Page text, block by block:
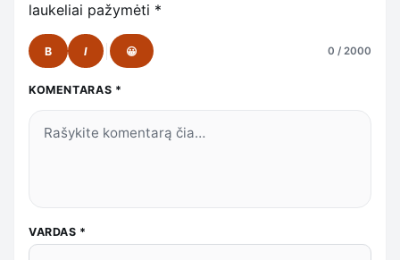
laukeliai pažymėti *
B I 😀 0 / 2000
KOMENTARAS *
VARDAS *